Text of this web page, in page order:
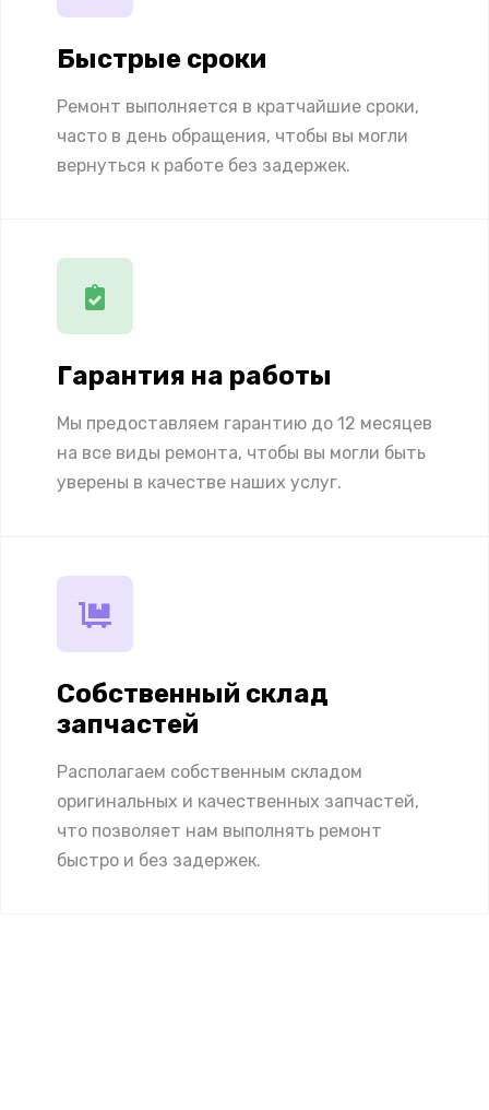
Быстрые сроки
Ремонт выполняется в кратчайшие сроки,
часто в день обращения, чтобы вы могли
вернуться к работе без задержек.
Гарантия на работы
Мы предоставляем гарантию до 12 месяцев
на все виды ремонта, чтобы вы могли быть
уверены в качестве наших услуг.
Собственный склад
запчастей
Располагаем собственным складом
оригинальных и качественных запчастей,
что позволяет нам выполнять ремонт
быстро и без задержек.